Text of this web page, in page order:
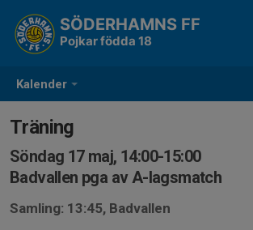
Kalender
SÖDERHAMNS FF
Pojkar födda 18
Träning
Söndag 17 maj, 14:00-15:00
Badvallen pga av A-lagsmatch
Samling: 13:45, Badvallen